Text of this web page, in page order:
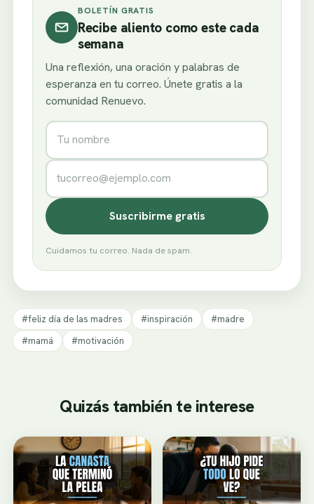
BOLETÍN GRATIS
Recibe aliento como este cada
semana
Una reflexión, una oración y palabras de
esperanza en tu correo. Únete gratis a la
comunidad Renuevo.
Nombre
Correo electrónico
Suscribirme gratis
Cuidamos tu correo. Nada de spam.
#feliz día de las madres #inspiración
#madre
#mamá
#motivación
Quizás también te interese